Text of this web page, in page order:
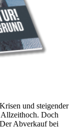
und steigender
Doch
Abverkauf bei